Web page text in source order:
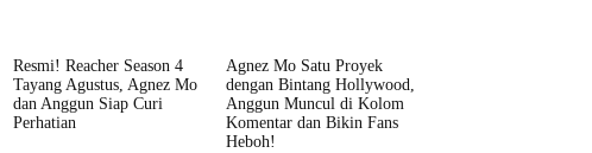
Resmi! Reacher Season 4
Tayang Agustus, Agnez Mo
dan Anggun Siap Curi
Perhatian
Agnez Mo Satu Proyek
dengan Bintang Hollywood,
Anggun Muncul di Kolom
Komentar dan Bikin Fans
Heboh!